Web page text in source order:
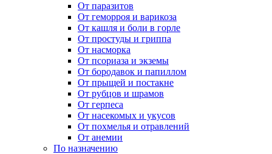
От паразитов
Oт геморроя и варикоза
От кашля и боли в горле
От простуды и гриппа
От насморка
Oт псориаза и экземы
От бородавок и папиллом
От прыщей и постакне
От рубцов и шрамов
От герпеса
От насекомых и укусов
От похмелья и отравлений
От анемии
По назначению